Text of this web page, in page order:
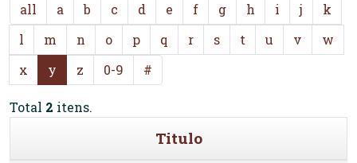
all a b c d e f g h i j
k
l
m n o p q r s t u v
w
x
y z 0-9 #
Total 2 itens.
Titulo